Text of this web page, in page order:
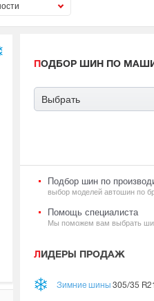
ПОДБОР ШИН ПО
Выбрать
Подбор шин по
выбор моделей автошин по
Помощь специалиста
Мы поможем вам выбрать
ЛИДЕРЫ ПРОДАЖ
Зимние шины 305/35 R21